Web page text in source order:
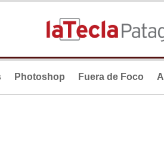
Photoshop Fuera de Foco